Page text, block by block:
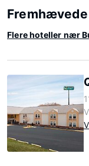
Flere hoteller nær